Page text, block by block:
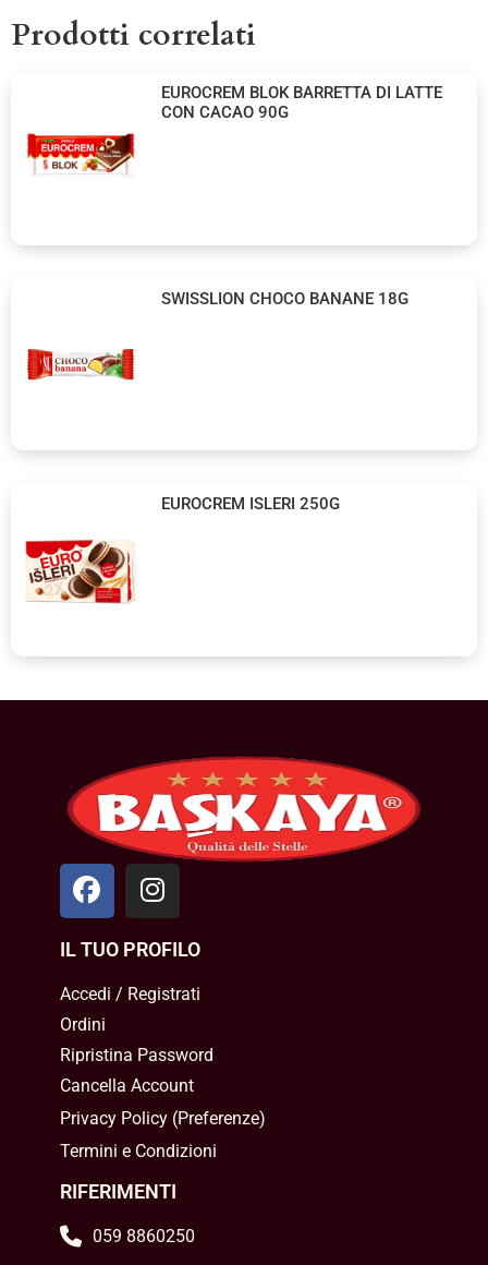
Prodotti correlati
EUROCREM BLOK BARRETTA DI LATTE
CON CACAO 90G
SWISSLION CHOCO BANANE 18G
EUROCREM ISLERI 250G
IL TUO PROFILO
Accedi / Registrati
Ordini
Ripristina Password
Cancella Account
Privacy Policy(Preferenze)
Termini e Condizioni
RIFERIMENTI
059 8860250